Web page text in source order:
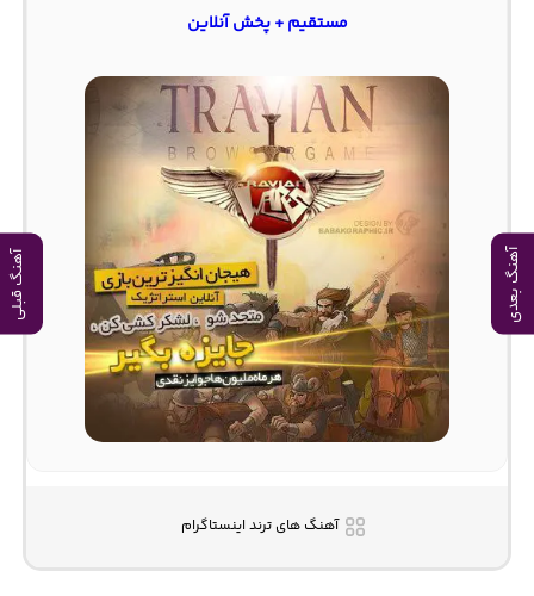
آهنگ بعدی آهنگ قبلی
مستقیم + پخش آنلاین
آهنگ های ترند اینستاگرام